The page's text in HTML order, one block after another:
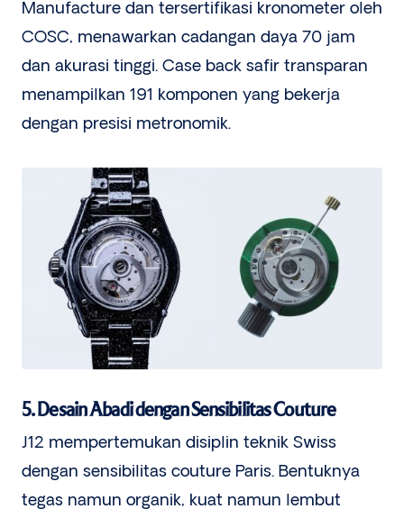
Manufacture dan tersertifikasi kronometer oleh
COSC, menawarkan cadangan daya 70 jam
dan akurasi tinggi. Case back safir transparan
menampilkan 191 komponen yang bekerja
dengan presisi metronomik.
5. Desain Abadi dengan Sensibilitas Couture
J12 mempertemukan disiplin teknik Swiss
dengan sensibilitas couture Paris. Bentuknya
tegas namun organik, kuat namun lembut